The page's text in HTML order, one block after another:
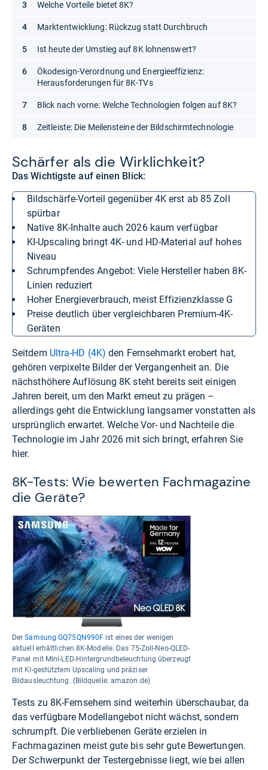
Schär­fer als die Wirk­lich­keit?
Das Wichtigste auf einen Blick:
Bildschärfe-Vorteil gegenüber 4K erst ab 85 Zoll
spürbar
Native 8K-Inhalte auch 2026 kaum verfügbar
KI-Upscaling bringt 4K- und HD-Material auf hohes
Niveau
Schrumpfendes Angebot: Viele Hersteller haben 8K-
Linien reduziert
Hoher Energieverbrauch, meist Effizienzklasse G
Preise deutlich über vergleichbaren Premium-4K-
Geräten
Seitdem Ultra-HD (4K) den Fernsehmarkt erobert hat,
gehören verpixelte Bilder der Vergangenheit an. Die
nächsthöhere Auflösung 8K steht bereits seit einigen
Jahren bereit, um den Markt erneut zu prägen –
allerdings geht die Entwicklung langsamer vonstatten als
ursprünglich erwartet. Welche Vor- und Nachteile die
Technologie im Jahr 2026 mit sich bringt, erfahren Sie
hier.
8K-Tests: Wie bewerten Fachmagazine
die Geräte?
DerSamsung GQ75QN990F ist eines der wenigen
aktuell erhältlichen 8K-Modelle. Das 75-Zoll-Neo-QLED-
Panel mit Mini-LED-Hintergrundbeleuchtung überzeugt
mit KI-gestütztem Upscaling und präziser
Bildausleuchtung. (Bildquelle: amazon.de)
Tests zu 8K-Fernsehern sind weiterhin überschaubar, da
das verfügbare Modellangebot nicht wächst, sondern
schrumpft. Die verbliebenen Geräte erzielen in
Fachmagazinen meist gute bis sehr gute Bewertungen.
Der Schwerpunkt der Testergebnisse liegt, wie bei allen
Welche Vorteile bietet 8K?
Marktentwicklung: Rückzug statt Durchbruch
Ist heute der Umstieg auf 8K lohnenswert?
Ökodesign-Verordnung und Energieeffizienz:
Herausforderungen für 8K-TVs
Blick nach vorne: Welche Technologien folgen auf 8K?
Zeitleiste: Die Meilensteine der Bildschirmtechnologie